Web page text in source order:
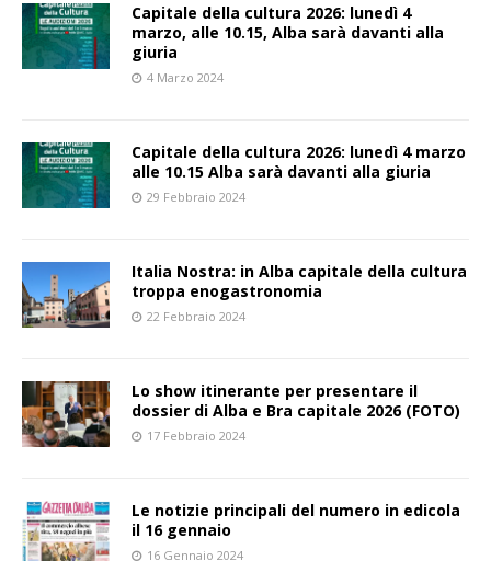
Capitale della cultura 2026: lunedì 4
marzo, alle 10.15, Alba sarà davanti alla
giuria
4 Marzo 2024
Capitale della cultura 2026: lunedì 4 marzo
alle 10.15 Alba sarà davanti alla giuria
29 Febbraio 2024
Italia Nostra: in Alba capitale della cultura
troppa enogastronomia
22 Febbraio 2024
Lo show itinerante per presentare il
dossier di Alba e Bra capitale 2026 (FOTO)
17 Febbraio 2024
Le notizie principali del numero in edicola
il 16 gennaio
16 Gennaio 2024